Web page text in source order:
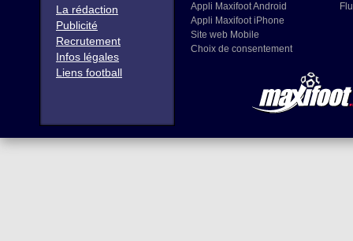
La rédaction
Publicité
Recrutement
Infos légales
Liens football
Appli Maxifoot Android
Appli Maxifoot iPhone
Site web Mobile
Choix de consentement